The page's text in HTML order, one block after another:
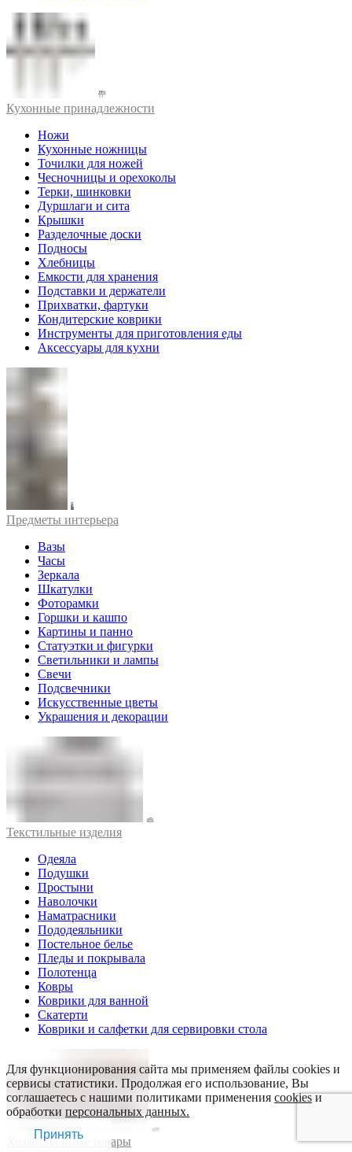
Кухонные принадлежности
Ножи
Кухонные ножницы
Точилки для ножей
Чесночницы и орехоколы
Терки, шинковки
Дуршлаги и сита
Крышки
Разделочные доски
Подносы
Хлебницы
Емкости для хранения
Подставки и держатели
Прихватки, фартуки
Кондитерские коврики
Инструменты для приготовления еды
Аксессуары для кухни
Предметы интерьера
Вазы
Часы
Зеркала
Шкатулки
Фоторамки
Горшки и кашпо
Картины и панно
Статуэтки и фигурки
Светильники и лампы
Свечи
Подсвечники
Искусственные цветы
Украшения и декорации
Текстильные изделия
Одеяла
Подушки
Простыни
Наволочки
Наматрасники
Пододеяльники
Постельное белье
Пледы и покрывала
Полотенца
Ковры
Коврики для ванной
Скатерти
Коврики и салфетки для сервировки стола
Хозяйственные товары
Для функционирования сайта мы применяем файлы cookies и
сервисы статистики. Продолжая его использование, Вы
соглашаетесь с нашими политиками применения cookiesи
обработки персональных данных.
Принять